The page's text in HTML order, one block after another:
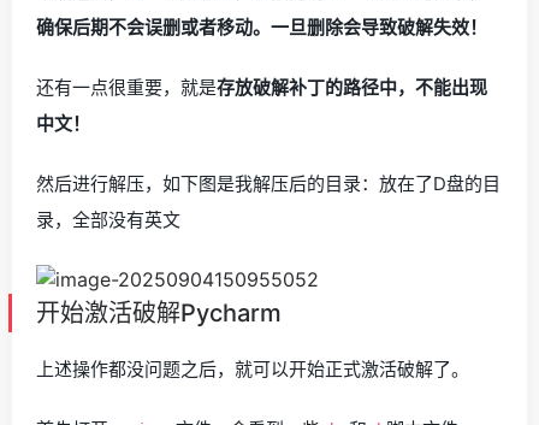
确保后期不会误删或者移动。一旦删除会导致破解失效！
还有一点很重要，就是存放破解补丁的路径中，不能出现
中文！
然后进行解压，如下图是我解压后的目录：放在了D盘的目
录，全部没有英文
开始激活破解Pycharm
上述操作都没问题之后，就可以开始正式激活破解了。